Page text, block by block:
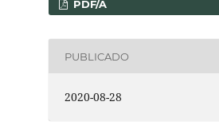
PDF/A
PUBLICADO
2020-08-28